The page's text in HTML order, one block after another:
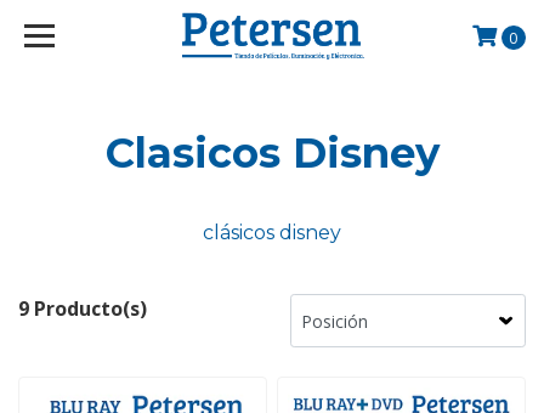
googlef2d1455d5020445a.html
0
Clasicos Disney
clásicos disney
9 Producto(s)